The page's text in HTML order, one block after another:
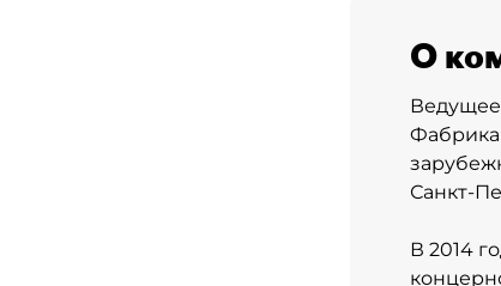
О
Ведущее
Фабрика
Санкт-
В 2014